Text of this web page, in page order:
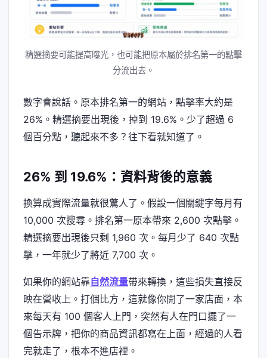
精選摘要可能提高曝光，也可能把原本屬於排名第一的點擊
分流出去。
數字會說話。原本排名第一的網站，點擊率大約是
26%。精選摘要出現後，掉到 19.6%。少了超過 6
個百分點，聽起來不多？往下看就知道了。
26% 到 19.6%：資料背後的意義
換算成實際流量就很驚人了。假設一個關鍵字每月有
10,000 次搜尋。排名第一原本帶來 2,600 次點擊。
精選摘要出現後只剩 1,960 次。每月少了 640 次點
擊，一年就少了將近 7,700 次。
如果你的網站靠自然流量帶來轉換，這些損失直接反
映在營收上。打個比方，這就像你開了一家店面，本
來每天有 100 個客人上門，突然有人在門口擺了一
個告示牌，把你的商品資訊都寫在上面，經過的人看
完就走了，根本不進店裡。